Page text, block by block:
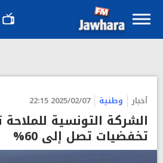
أخبار وطنية 2025/02/07 22:15
الشركة التونسية
تخفضيات تصل إلى 60%